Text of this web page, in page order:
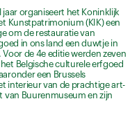
jaar organiseert het Koninklijk
Kunstpatrimonium (KIK) een
om de restauratie van
in ons land een duwtje in
de 4e editie werden zeven
Belgische culturele erfgoed
een Brussels
interieur van de prachtige art-
van Buurenmuseum en zijn